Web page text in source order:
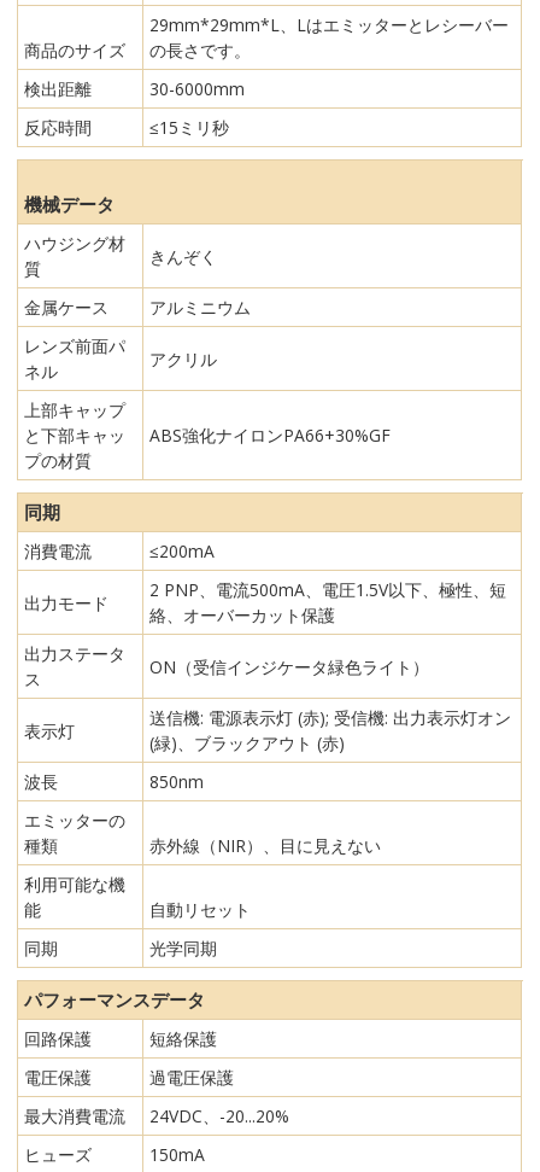
商品のサイズ
29mm*29mm*L、Lはエミッターとレシーバー
の長さです。
検出距離
30-6000mm
反応時間
≤15ミリ秒
機械データ
ハウジング材
質
きんぞく
金属ケース
アルミニウム
レンズ前面パ
ネル
アクリル
上部キャップ
と下部キャッ
プの材質
ABS強化ナイロンPA66+30%GF
同期
消費電流 ≤200mA
出力モード
2 PNP、電流500mA、電圧1.5V以下、極性、短
絡、オーバーカット保護
出力ステータ
ス
ON（受信インジケータ緑色ライト）
表示灯
送信機: 電源表示灯 (赤); 受信機: 出力表示灯オン
(緑)、ブラックアウト (赤)
波長
850nm
エミッターの
種類
赤外線（NIR）、目に見えない
利用可能な機
能
自動リセット
同期
光学同期
パフォーマンスデータ
回路保護
短絡保護
電圧保護
過電圧保護
最大消費電流
24VDC、-20...20%
ヒューズ
150mA